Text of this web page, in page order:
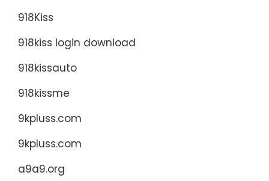
918Kiss
918kiss login download
918kissauto
918kissme
9kpluss.com
9kpluss.com
a9a9.org